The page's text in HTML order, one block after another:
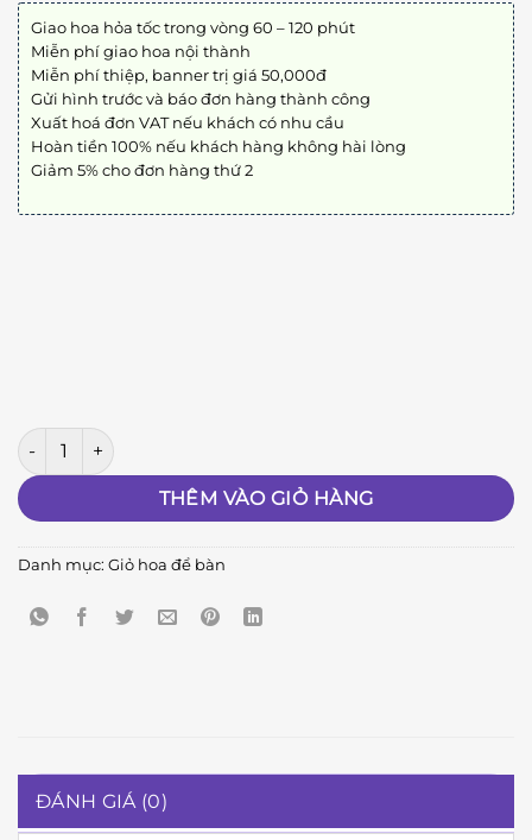
Giao hoa hỏa tốc trong vòng 60 – 120 phút
Miễn phí giao hoa nội thành
Miễn phí thiệp, banner trị giá 50,000đ
Gửi hình trước và báo đơn hàng thành công
Xuất hoá đơn VAT nếu khách có nhu cầu
Hoàn tiền 100% nếu khách hàng không hài lòng
Giảm 5% cho đơn hàng thứ 2
Chúc Mừng số lượng
THÊM VÀO GIỎ HÀNG
Danh mục: Giỏ hoa để bàn
ĐÁNH GIÁ (0)